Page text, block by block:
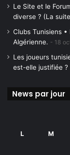
Le Site et le
diverse ? (La
Clubs Tunisiens
Algérienne.
18
Les joueurs
est-elle justifiée ?
News par jour
L M